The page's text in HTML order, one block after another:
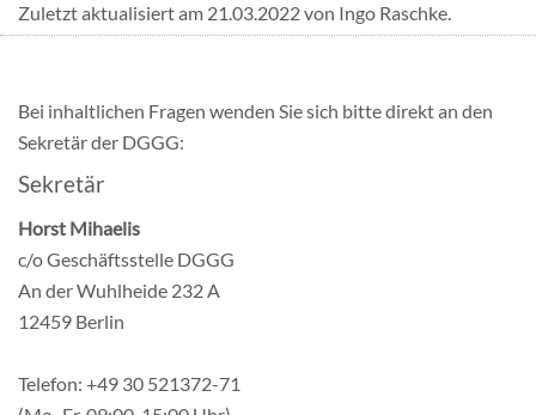
Zuletzt aktualisiert am 21.03.2022 von Ingo Raschke.
Bei inhaltlichen Fragen wenden Sie sich bitte direkt an den
Sekretär der DGGG:
Sekretär
Horst Mihaelis
c/o Geschäftsstelle DGGG
An der Wuhlheide 232 A
12459 Berlin
Telefon: +49 30 521372-71